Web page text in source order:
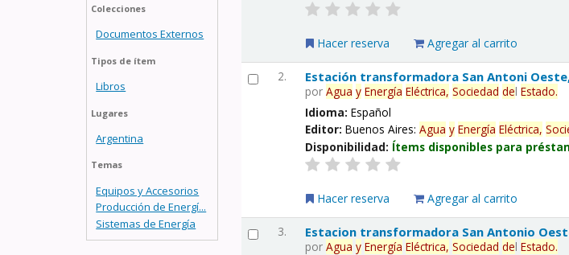
Colecciones
Documentos Externos
Tipos de ítem
Libros
Lugares
Argentina
Temas
Equipos y Accesorios
Producción de Energí...
Sistemas de Energía
Hacer reserva Agregar al carrito
2. Estación transformadora San Antoni
porAgua y Energía Eléctrica, Sociedad delEstado.
Idioma:Español
Editor:Buenos Aires:Agua y Energía Eléctrica,
Disponibilidad: Ítems disponibles para
Hacer reserva Agregar al carrito
3. Estacion transformadora San Antonio
porAgua y Energía Eléctrica, Sociedad delEstado.